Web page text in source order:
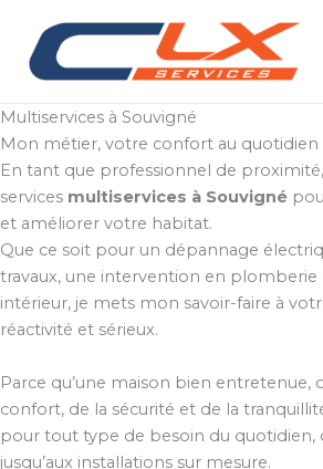
contenu
Multiservices à Souvigné
Mon métier, votre confort au quotidien
En tant que professionnel de
services multiservices à Souvigné
et améliorer votre habitat.
Que ce soit pour un dépannage
travaux, une intervention en plomberie
intérieur, je mets mon savoir-faire à
réactivité et sérieux.
Parce qu’une maison bien entretenue,
confort, de la sécurité et de la
pour tout type de besoin du quotidien,
jusqu’aux installations sur mesure.